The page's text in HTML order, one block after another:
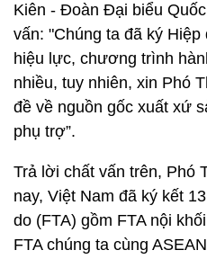
Kiên - Đoàn Đại biểu
vấn: "Chúng ta đã ký
hiệu lực, chương trình
nhiều, tuy nhiên, xin Phó
đề về nguồn gốc xuất xứ
phụ trợ”.
Trả lời chất vấn trên, Phó
nay, Việt Nam đã ký kết
do (FTA) gồm FTA nội
FTA chúng ta cùng